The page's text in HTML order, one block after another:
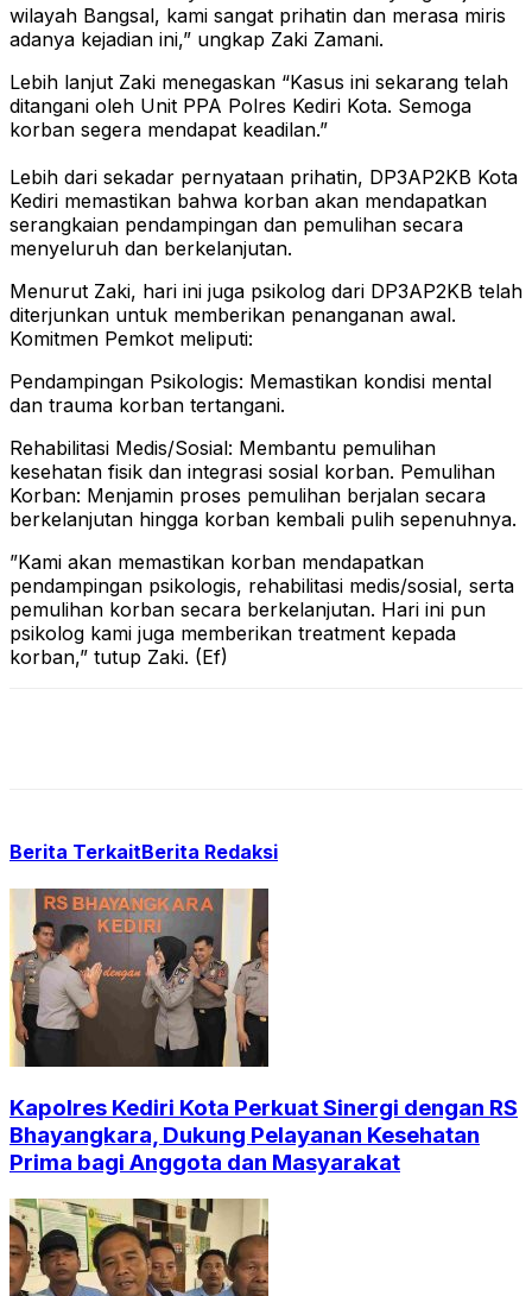
wilayah Bangsal, kami sangat prihatin dan merasa miris
adanya kejadian ini,” ungkap Zaki Zamani.
​Lebih lanjut Zaki menegaskan “Kasus ini sekarang telah
ditangani oleh Unit PPA Polres Kediri Kota. Semoga
korban segera mendapat keadilan.”
​Lebih dari sekadar pernyataan prihatin, DP3AP2KB Kota
Kediri memastikan bahwa korban akan mendapatkan
serangkaian pendampingan dan pemulihan secara
menyeluruh dan berkelanjutan.
​Menurut Zaki, hari ini juga psikolog dari DP3AP2KB telah
diterjunkan untuk memberikan penanganan awal.
Komitmen Pemkot meliputi:
​Pendampingan Psikologis: Memastikan kondisi mental
dan trauma korban tertangani.
​Rehabilitasi Medis/Sosial: Membantu pemulihan
kesehatan fisik dan integrasi sosial korban. Pemulihan
Korban: Menjamin proses pemulihan berjalan secara
berkelanjutan hingga korban kembali pulih sepenuhnya.
​”Kami akan memastikan korban mendapatkan
pendampingan psikologis, rehabilitasi medis/sosial, serta
pemulihan korban secara berkelanjutan. Hari ini pun
psikolog kami juga memberikan treatment kepada
korban,” tutup Zaki. (Ef)
Berita TerkaitBerita Redaksi
Kapolres Kediri Kota Perkuat Sinergi dengan RS
Bhayangkara, Dukung Pelayanan Kesehatan
Prima bagi Anggota dan Masyarakat